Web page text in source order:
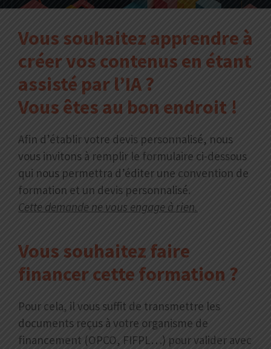
Vous souhaitez apprendre à
créer vos contenus en étant
assisté par l’IA ?
Vous êtes au bon endroit !
Afin d’établir votre devis personnalisé, nous
vous invitons à remplir le formulaire ci-dessous
qui nous permettra d’éditer une convention de
formation et un devis personnalisé.
Cette demande ne vous engage à rien.
Vous souhaitez faire
financer cette formation ?
Pour cela, il vous suffit de transmettre les
documents reçus à votre organisme de
financement (OPCO, FIFPL…) pour valider avec